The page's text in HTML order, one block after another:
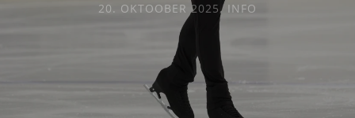
20. OKTOOBER 2025, INFO